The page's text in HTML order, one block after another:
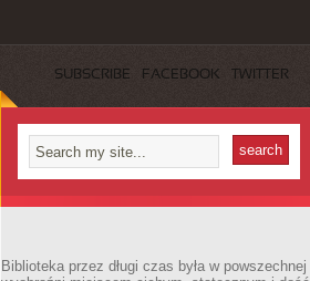
SUBSCRIBE FACEBOOK TWITTER
Biblioteka przez długi czas była w powszechnej